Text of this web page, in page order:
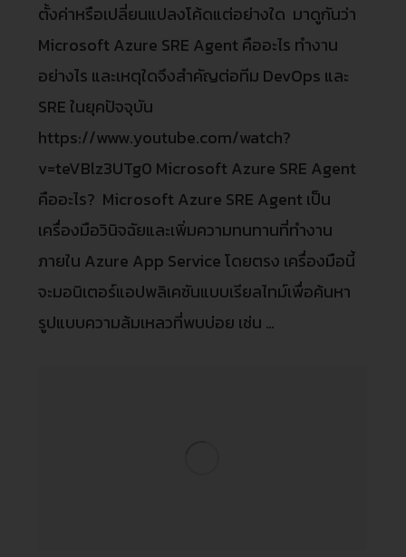
ตั้งค่าหรือเปลี่ยนแปลงโค้ดแต่อย่างใด มาดูกันว่า
Microsoft Azure SRE Agent คืออะไร ทำงาน
อย่างไร และเหตุใดจึงสำคัญต่อทีม DevOps และ
SRE ในยุคปัจจุบัน
https://www.youtube.com/watch?
v=teVBlz3UTg0 Microsoft Azure SRE Agent
คืออะไร? Microsoft Azure SRE Agent เป็น
เครื่องมือวินิจฉัยและเพิ่มความทนทานที่ทำงาน
ภายใน Azure App Service โดยตรง เครื่องมือนี้
จะมอนิเตอร์แอปพลิเคชันแบบเรียลไทม์เพื่อค้นหา
รูปแบบความล้มเหลวที่พบบ่อย เช่น …